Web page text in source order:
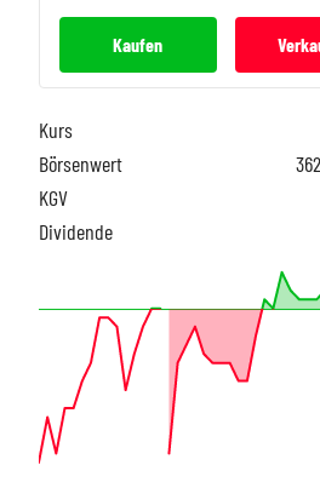
Kaufen
Kurs
Börsenwert
KGV
Dividende